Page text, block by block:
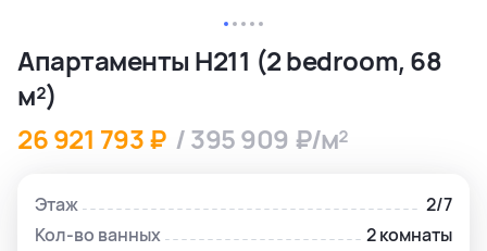
Апартаменты H211 (2 bedroom, 68
м²)
26 921 793 ₽ / 395 909 ₽/м²
Этаж
2/7
Кол-во ванных
2 комнаты